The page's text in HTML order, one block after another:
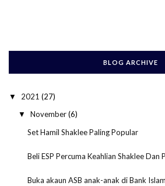
BLOG ARCHIVE
▼ 2021 (27)
▼ November(6)
Set Hamil Shaklee Paling Popular
Beli ESP Percuma Keahlian Shaklee Dan
Buka akaun ASB anak-anak di Bank